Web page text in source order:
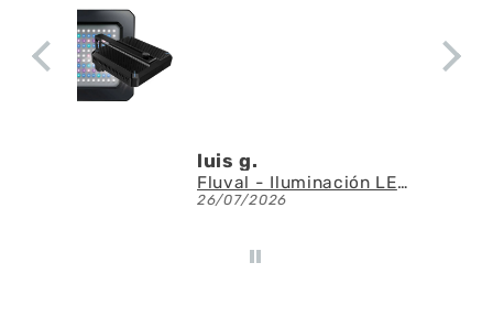
luis g.
Fluval - Iluminación LED Nano Reef 4.0 de 25W
26/07/2026